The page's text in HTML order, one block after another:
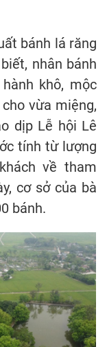
bánh lá răng
nhân bánh
khô, mộc
vừa miệng,
dịp Lễ hội Lê
tính từ lượng
về tham
cơ sở của bà
bánh.